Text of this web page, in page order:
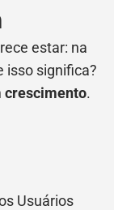
estar: na
isso significa?
crescimento.
Usuários